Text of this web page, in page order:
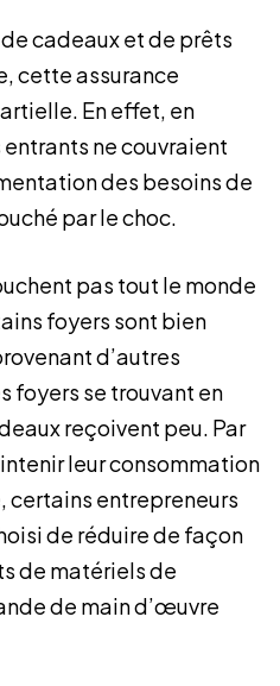
cadeaux et de prêts
cette assurance
En effet, en
ne couvraient
des besoins de
par le choc.
pas tout le monde
foyers sont bien
d’autres
foyers se trouvant en
reçoivent peu. Par
leur consommation
certains entrepreneurs
de réduire de façon
de matériels de
de main d’œuvre